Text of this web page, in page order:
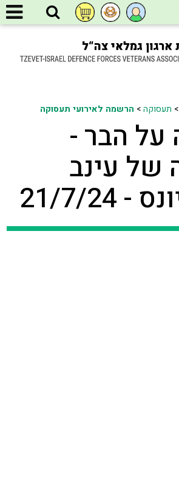
> תעסוקה> הרשמה לאירועי תעסוקה
על הבר -
של עינב
7/24